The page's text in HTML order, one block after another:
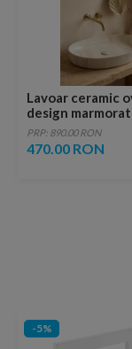
Lavoar ceramic
design
lucios cu vene
ventil inclus
PRP: 890.00 RON
470.00 RON
-5%